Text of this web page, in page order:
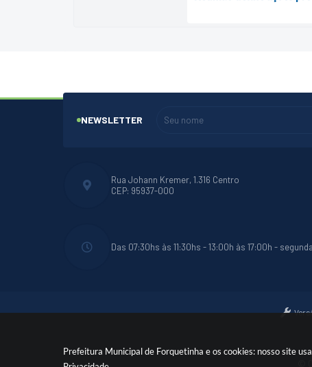
Prefeitura Municipal de Forquetinha e os cookies: nosso site
Rua Johann Kremer, 1.316 Centro
CEP: 95937-000
Das 07:30hs às 11:30hs - 13:00h às 17:00h -
NEWSLETTER